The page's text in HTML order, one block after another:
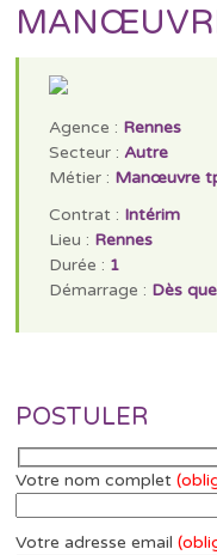
Agence : Rennes
Secteur :Autre
Métier : Manœuvre
Contrat : Intérim
Lieu : Rennes
Durée : 1
Démarrage : Dès
POSTULER
Votre nom complet
Votre adresse email